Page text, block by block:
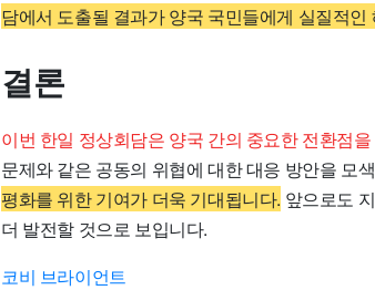
담에서 도출될 결과가 양국 국민들에게 실질적
결론
이번 한일 정상회담은 양국 간의 중요한 전환점
문제와 같은 공동의 위협에 대한 대응 방안을 모
평화를 위한 기여가 더욱 기대됩니다. 앞으로도
더 발전할 것으로 보입니다.
코비 브라이언트